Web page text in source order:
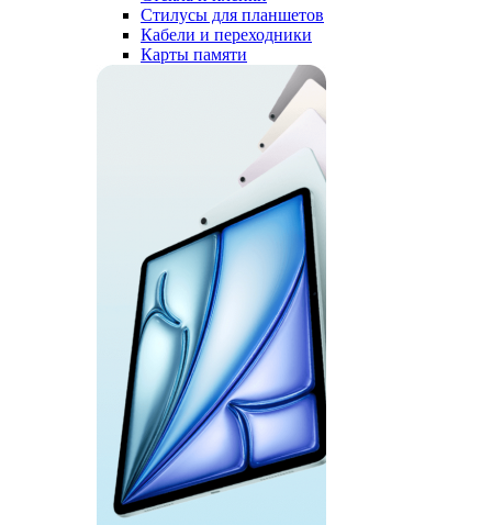
Стилусы для планшетов
Кабели и переходники
Карты памяти